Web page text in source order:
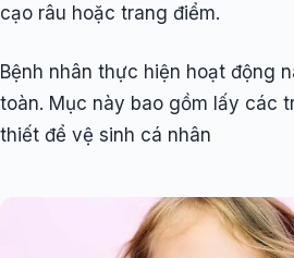
cạo râu hoặc trang điểm.
Bệnh nhân thực hiện hoạt động
toàn. Mục này bao gồm lấy các
thiết để vệ sinh cá nhân